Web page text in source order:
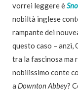
vorrei leggere è
nobiltà inglese
rampante dei
questo caso – anzi,
tra la fascinosa ma
nobilissimo conte
a Downton Abbey?